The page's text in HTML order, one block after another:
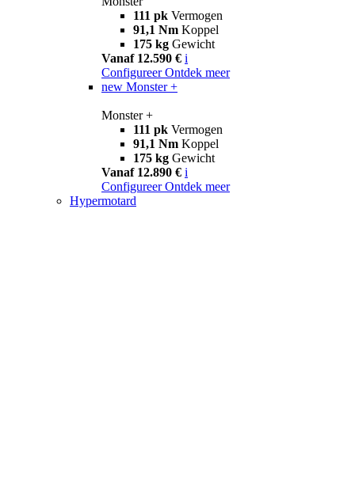
111 pk Vermogen
91,1 Nm Koppel
175 kg Gewicht
Vanaf 12.590 € i
Configureer Ontdek meer
new Monster +
Monster +
111 pk Vermogen
91,1 Nm Koppel
175 kg Gewicht
Vanaf 12.890 € i
Configureer Ontdek meer
Hypermotard